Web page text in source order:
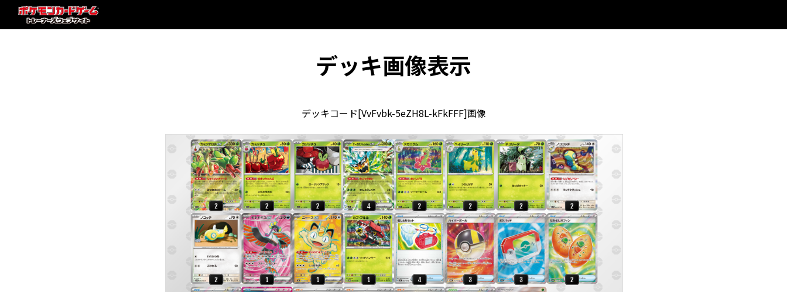
デッキ画像表示
デッキコード[VvFvbk-5eZH8L-kFkFFF]画像